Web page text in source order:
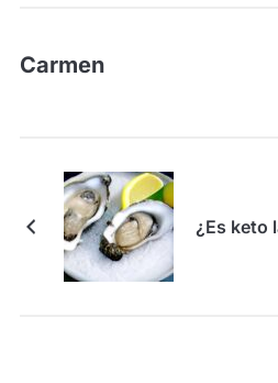
Carmen
¿Es keto